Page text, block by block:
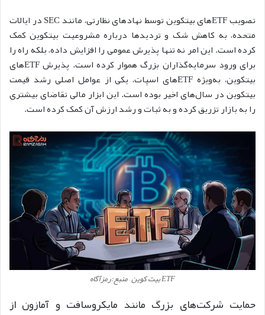
تصویب ETFهای بیتکوین توسط نهادهای نظارتی، مانند SEC در ایالات
متحده، به کاهش شک و تردیدها درباره مشروعیت بیتکوین کمک
کرده است. این امر نه تنها پذیرش عمومی را افزایش داده، بلکه راه را
برای ورود سرمایه‌گذاران بزرگ هموار کرده است.
پذیرش ETFهای
بیتکوین، به‌ویژه ETFهای اسپات، یکی از عوامل اصلی رشد قیمت
بیتکوین در سال‌های اخیر بوده است. این ابزار مالی تقاضای بیشتری
را به بازار تزریق کرده و به ثبات و رشد ارزش آن کمک کرده است.
ETF بیت‌ کوین – منبع:رمزآگاه
حمایت شرکت‌های بزرگ مانند مایکروسافت و آمازون از